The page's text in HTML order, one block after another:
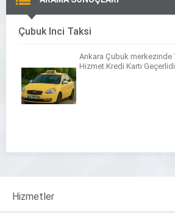
Çubuk İnci Taksi
Ankara Çubuk merkezinde
Hizmet.Kredi Kartı
Hizmetler